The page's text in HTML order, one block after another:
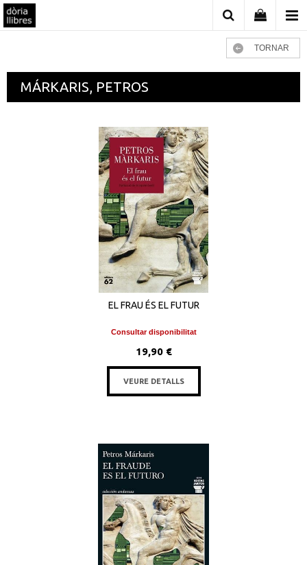
TORNAR
MÁRKARIS, PETROS
EL FRAU ÉS EL FUTUR
Consultar disponibilitat
19,90 €
VEURE DETALLS